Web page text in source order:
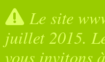
Le site
juillet 2015.
vous invitons